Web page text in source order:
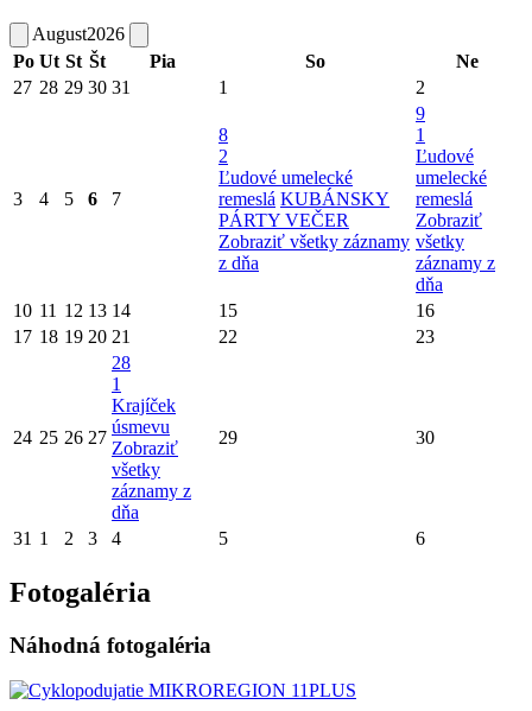
August2026
Po Ut St Št Pia So
Ne
27 28 29 30 31 1 2
3 4 5 6 7
8
2
Ľudové umelecké
remeslá KUBÁNSKY
PÁRTY VEČER
Zobraziť všetky záznamy
z dňa
9
1
Ľudové
umelecké
remeslá
Zobraziť
všetky
záznamy z
dňa
10 11 12 13 14 15
16
17 18 19 20 21 22 23
24 25 26 27
28
1
Krajíček
úsmevu
Zobraziť
všetky
záznamy z
dňa
29 30
31 1 2 3 4 5 6
Fotogaléria
Náhodná fotogaléria